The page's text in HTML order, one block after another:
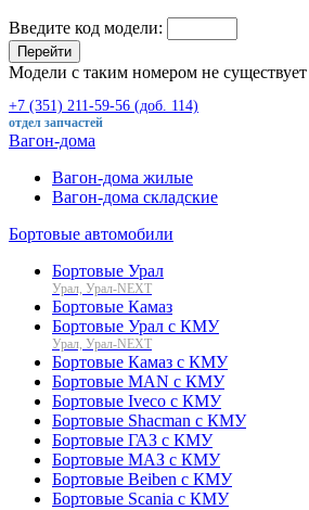
Введите код модели:
Перейти
Модели с таким номером не существует
+7 (351) 211-59-56 (доб. 114)
отдел запчастей
Вагон-дома
Вагон-дома жилые
Вагон-дома складские
Бортовые автомобили
Бортовые Урал
Урал, Урал-NEXT
Бортовые Камаз
Бортовые Урал с КМУ
Урал, Урал-NEXT
Бортовые Камаз с КМУ
Бортовые MAN с КМУ
Бортовые Iveco с КМУ
Бортовые Shacman с КМУ
Бортовые ГАЗ с КМУ
Бортовые МАЗ с КМУ
Бортовые Beiben с КМУ
Бортовые Scania с КМУ